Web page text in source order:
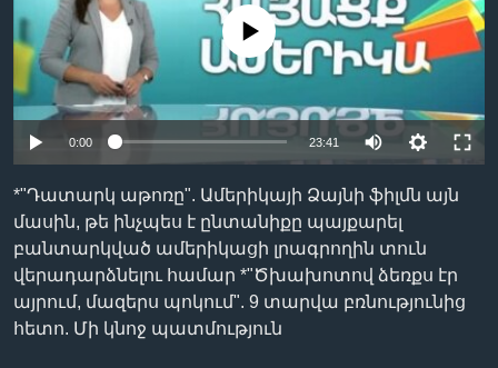
Լեզուներ
No media source currently available
0:00 23:41
*"Դատարկ աթոռը". Ամերիկայի Ձայնի ֆիլմն այն
մասին, թե ինչպես է ընտանիքը պայքարել
բանտարկված ամերիկացի լրագրողին տուն
վերադարձնելու համար *"Ծխախոտով ձեռքս էր
այրում, մազերս պոկում". 9 տարվա բռնությունից
հետո. Մի կնոջ պատմություն